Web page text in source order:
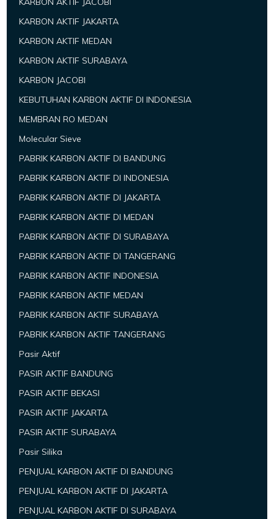
KARBON AKTIF JAKARTA
KARBON AKTIF MEDAN
KARBON AKTIF SURABAYA
KARBON JACOBI
KEBUTUHAN KARBON AKTIF DI INDONESIA
MEMBRAN RO MEDAN
Molecular Sieve
PABRIK KARBON AKTIF DI BANDUNG
PABRIK KARBON AKTIF DI INDONESIA
PABRIK KARBON AKTIF DI JAKARTA
PABRIK KARBON AKTIF DI MEDAN
PABRIK KARBON AKTIF DI SURABAYA
PABRIK KARBON AKTIF DI TANGERANG
PABRIK KARBON AKTIF INDONESIA
PABRIK KARBON AKTIF MEDAN
PABRIK KARBON AKTIF SURABAYA
PABRIK KARBON AKTIF TANGERANG
Pasir Aktif
PASIR AKTIF BANDUNG
PASIR AKTIF BEKASI
PASIR AKTIF JAKARTA
PASIR AKTIF SURABAYA
Pasir Silika
PENJUAL KARBON AKTIF DI BANDUNG
PENJUAL KARBON AKTIF DI JAKARTA
PENJUAL KARBON AKTIF DI SURABAYA